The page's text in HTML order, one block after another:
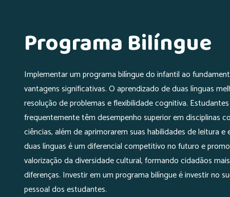
Programa Bilíngue
Implementar um programa bilíngue do infantil ao
vantagens significativas. O aprendizado de duas línguas
resolução de problemas e flexibilidade cognitiva.
frequentemente têm desempenho superior em disciplinas
ciências, além de aprimorarem suas habilidades de leitura e
duas línguas é um diferencial competitivo no futuro e
valorização da diversidade cultural, formando cidadãos
diferenças. Investir em um programa bilíngue é investir no
pessoal dos estudantes.